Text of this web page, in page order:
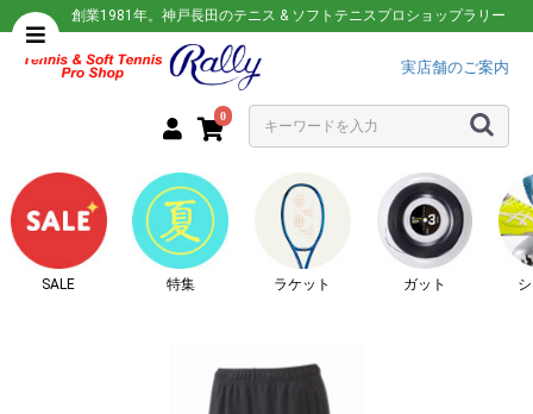
創業1981年。神戸長田のテニス & ソフトテニスプロショップラリー
実店舗のご案内
0
SALE 特集 ラケット ガット